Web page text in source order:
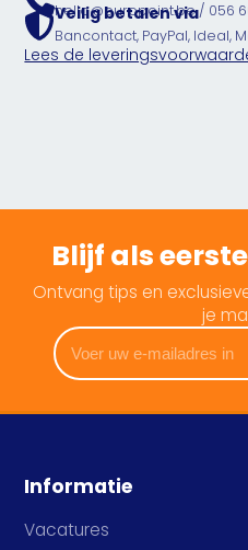
hello@europoint.be / 056
Veilig betalen via
Bancontact, PayPal, Ideal,
Lees de
Blijf als
Ontvang tips en
je
Voer
uw
e-
in
Informatie
Vacatures